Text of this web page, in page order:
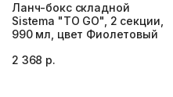
Ланч-бокс складной
Sistema "TO GO", 2 секции,
990 мл, цвет Фиолетовый
2 368 р.